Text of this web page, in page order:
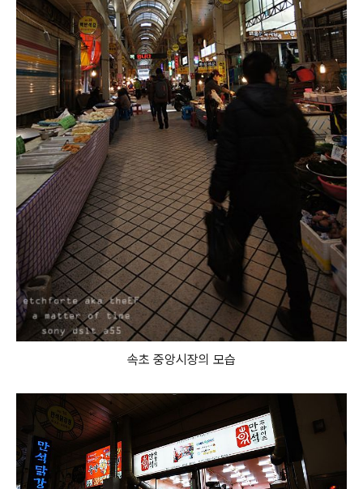
속초 중앙시장의 모습